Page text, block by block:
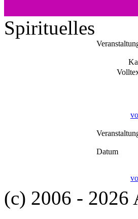
Spirituelles
Datum
(c) 2006 - 2026